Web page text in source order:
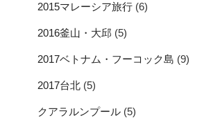
2015マレーシア旅行 (6)
2016釜山・大邱 (5)
2017ベトナム・フーコック島 (9)
2017台北 (5)
クアラルンプール (5)